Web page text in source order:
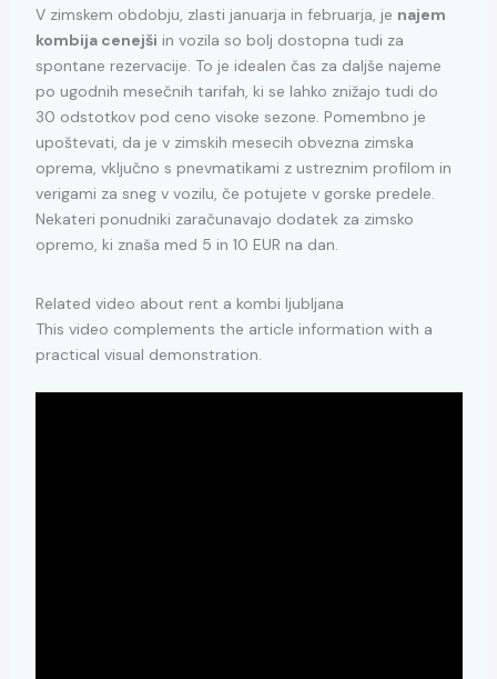
V zimskem obdobju, zlasti januarja in februarja, je najem
kombija cenejši in vozila so bolj dostopna tudi za
spontane rezervacije. To je idealen čas za daljše najeme
po ugodnih mesečnih tarifah, ki se lahko znižajo tudi do
30 odstotkov pod ceno visoke sezone. Pomembno je
upoštevati, da je v zimskih mesecih obvezna zimska
oprema, vključno s pnevmatikami z ustreznim profilom in
verigami za sneg v vozilu, če potujete v gorske predele.
Nekateri ponudniki zaračunavajo dodatek za zimsko
opremo, ki znaša med 5 in 10 EUR na dan.
Related video about rent a kombi ljubljana
This video complements the article information with a
practical visual demonstration.